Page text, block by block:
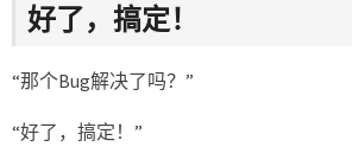
好了，搞定！
“那个Bug解决了吗？”
“好了，搞定！”